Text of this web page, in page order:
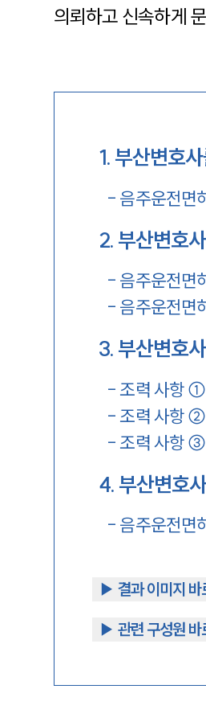
의뢰하고 신속하게
1. 부산변호
- 음주운전면
2. 부산변호
- 음주운전면
- 음주운전면
3. 부산변호
- 조력 사항
- 조력 사항
- 조력 사항
4. 부산변호
- 음주운전면
▶︎ 결과 이미지 바
▶︎ 관련 구성원 바